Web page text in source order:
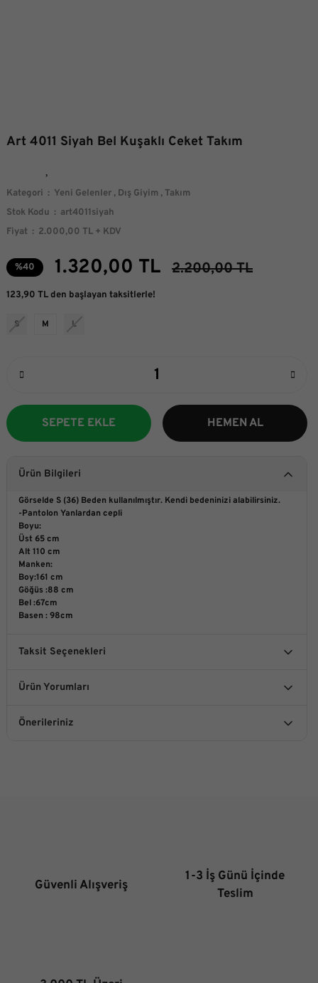
Art 4011 Siyah Bel Kuşaklı Ceket Takım
Kategori Yeni Gelenler , Dış Giyim , Takım
Stok Kodu
art4011siyah
Fiyat
2.000,00 TL + KDV
%40 1.320,00 TL 2.200,00 TL
123,90 TL den başlayan taksitlerle!
S M L
SEPETE EKLE HEMEN AL
Ürün Bilgileri
Görselde S (36) Beden kullanılmıştır. Kendi bedeninizi alabilirsiniz.
-Pantolon Yanlardan cepli
Boyu:
Üst 65 cm
Alt 110 cm
Manken:
Boy:161 cm
Göğüs :88 cm
Bel :67cm
Basen : 98cm
Taksit Seçenekleri
Ürün Yorumları
Önerileriniz
Ürün fiyatı diğer sitelerden daha pahalı.
Güvenli Alışveriş
1-3 İş Günü İçinde
Teslim